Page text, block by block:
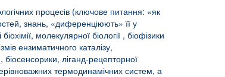
процесів (ключове питання: «як
знань, «диференціюють» її у
молекулярної біології , біофізики
ензиматичного каталізу,
ліганд-рецепторної
термодинамічних систем, а